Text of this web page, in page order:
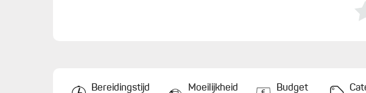
Bereidingstijd
Moeilijkheid
Budget